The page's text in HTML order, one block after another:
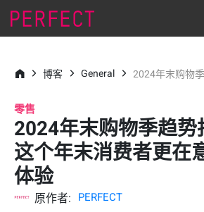
博客 General 2024年末购物
零售
2024年末购物季趋势
这个年末消费者更在
体验
原作者:
PERFECT